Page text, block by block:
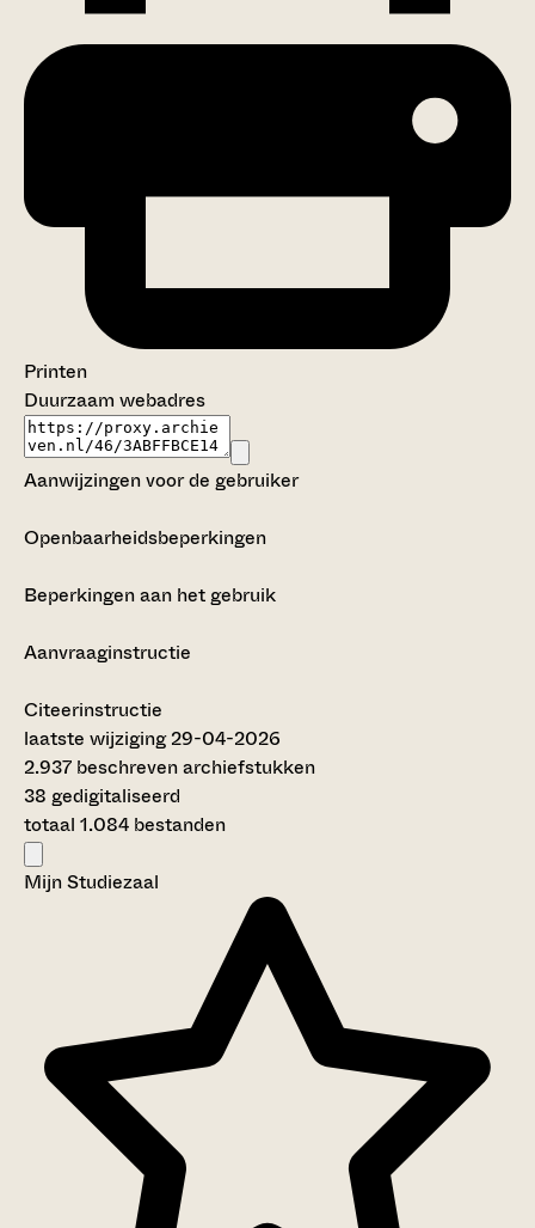
Printen
Duurzaam webadres
Aanwijzingen voor de gebruiker
Openbaarheidsbeperkingen
Beperkingen aan het gebruik
Aanvraaginstructie
Citeerinstructie
laatste wijziging 29-04-2026
2.937 beschreven archiefstukken
38 gedigitaliseerd
totaal 1.084 bestanden
Mijn Studiezaal